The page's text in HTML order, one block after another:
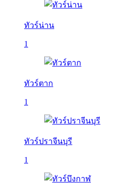
ทัวร์น่าน
1
ทัวร์ตาก
1
ทัวร์ปราจีนบุรี
1